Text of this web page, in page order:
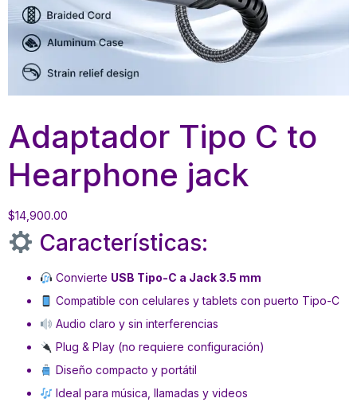
Adaptador Tipo C to
Hearphone jack
$14,900.00
Características:
Convierte USB Tipo-C a Jack 3.5 mm
Compatible con celulares y tablets con puerto Tipo-C
Audio claro y sin interferencias
Plug & Play (no requiere configuración)
Diseño compacto y portátil
Ideal para música, llamadas y videos